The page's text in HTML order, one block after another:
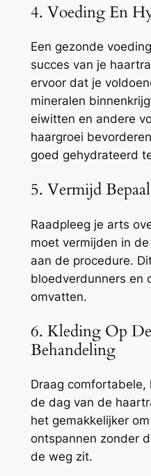
4. Voeding En
Een gezonde
succes van je
ervoor dat je
mineralen
eiwitten en andere
haargroei
goed gehydrateerd
5. Vermijd
Raadpleeg je arts
moet vermijden in
aan de procedure.
bloedverdunners en
omvatten.
6. Kleding Op
Behandeling
Draag
de dag van de
het gemakkelijker
ontspannen zonder
de weg zit.